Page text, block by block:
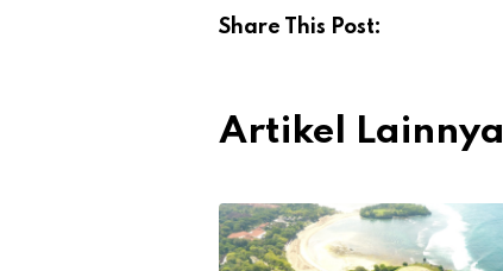
Share This Post:
Artikel Lainnya